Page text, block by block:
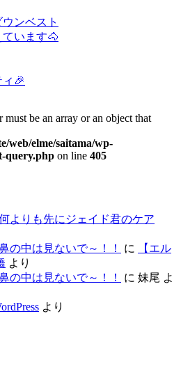
ンベスト
います🐴
🎉
must be an array or an object that
web/elme/saitama/wp-
query.php on line 405
よりも先にジェイド君のケア
の中は見ないで～！！
に
【エル
より
の中は見ないで～！！
に 妹尾 よ
より